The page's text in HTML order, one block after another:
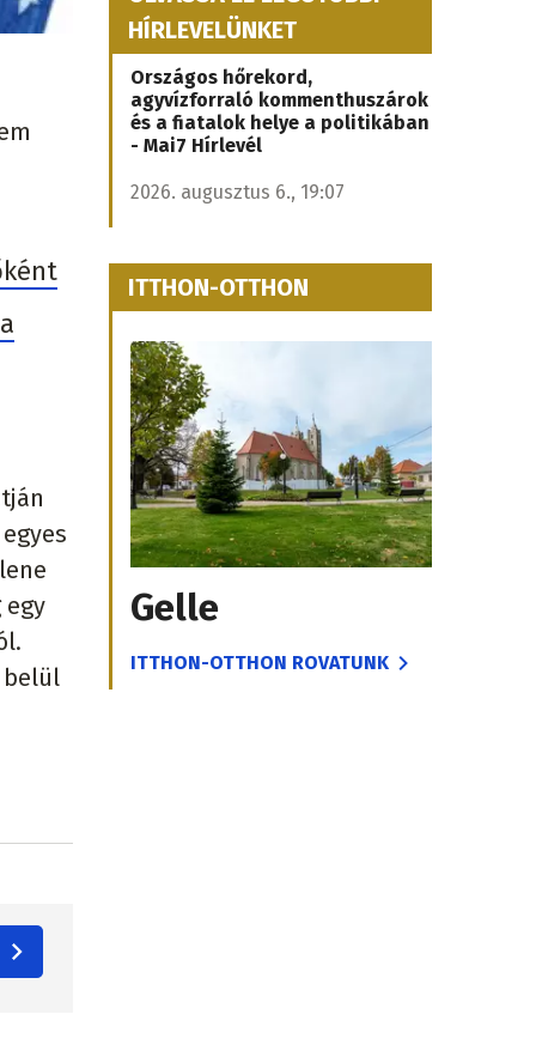
egy
belül
HÍRLEVELÜNKET
Országos hőrekord,
agyvízforraló kommenthuszárok
és a fiatalok helye a politikában
- Mai7 Hírlevél
2026. augusztus 6., 19:07
ITTHON-OTTHON
Gelle
ITTHON-OTTHON ROVATUNK